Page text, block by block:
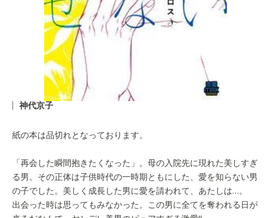
神代京子
紙の本は品切れとなっております。
「再会した瞬間抱きたくなった」。母の入院先に現れた美しすぎ
る男。その正体は子供時代の一時期ともにした、愛を知らない男
の子でした。美しく成長した男に愛を請われて、あたしは…。
出会った時は思ってもみなかった。この男に全てを奪われる日が